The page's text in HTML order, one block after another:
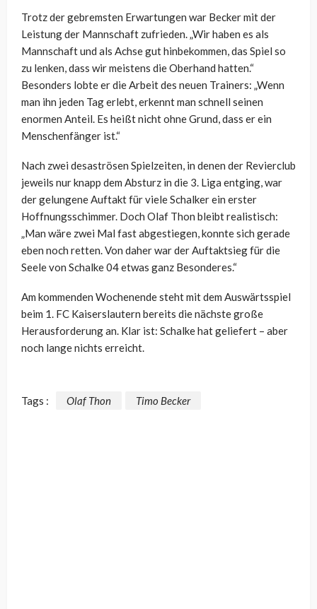
Trotz der gebremsten Erwartungen war Becker mit der
Leistung der Mannschaft zufrieden. „Wir haben es als
Mannschaft und als Achse gut hinbekommen, das Spiel so
zu lenken, dass wir meistens die Oberhand hatten.“
Besonders lobte er die Arbeit des neuen Trainers: „Wenn
man ihn jeden Tag erlebt, erkennt man schnell seinen
enormen Anteil. Es heißt nicht ohne Grund, dass er ein
Menschenfänger ist.“
Nach zwei desaströsen Spielzeiten, in denen der Revierclub
jeweils nur knapp dem Absturz in die 3. Liga entging, war
der gelungene Auftakt für viele Schalker ein erster
Hoffnungsschimmer. Doch Olaf Thon bleibt realistisch:
„Man wäre zwei Mal fast abgestiegen, konnte sich gerade
eben noch retten. Von daher war der Auftaktsieg für die
Seele von Schalke 04 etwas ganz Besonderes.“
Am kommenden Wochenende steht mit dem Auswärtsspiel
beim 1. FC Kaiserslautern bereits die nächste große
Herausforderung an. Klar ist: Schalke hat geliefert – aber
noch lange nichts erreicht.
Tags : Olaf Thon Timo Becker